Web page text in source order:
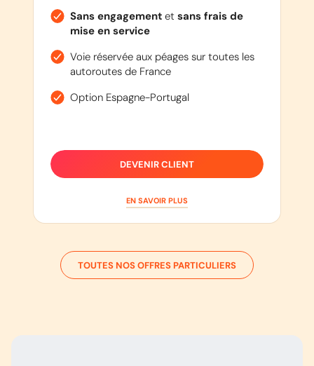
Sans engagementet sans frais de
mise en service
Voie réservée aux péages sur toutes les
autoroutes de France
Option Espagne-Portugal
DEVENIR CLIENT
EN SAVOIR PLUS
TOUTES NOS OFFRES PARTICULIERS